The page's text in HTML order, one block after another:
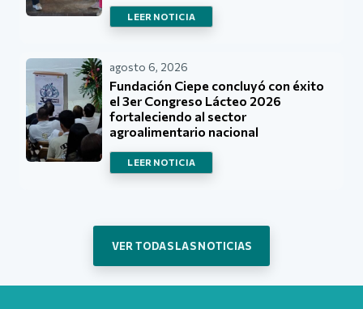
LEER NOTICIA
agosto 6, 2026
Fundación Ciepe concluyó con éxito
el 3er Congreso Lácteo 2026
fortaleciendo al sector
agroalimentario nacional
LEER NOTICIA
VER TODAS LAS NOTICIAS